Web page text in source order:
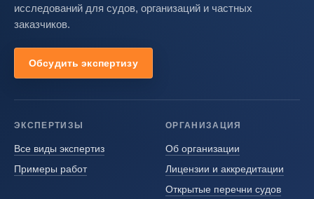
исследований для судов, организаций и частных
заказчиков.
Обсудить экспертизу
ЭКСПЕРТИЗЫ
Все виды экспертиз
Примеры работ
ОРГАНИЗАЦИЯ
Об организации
Лицензии и аккредитации
Открытые перечни судов